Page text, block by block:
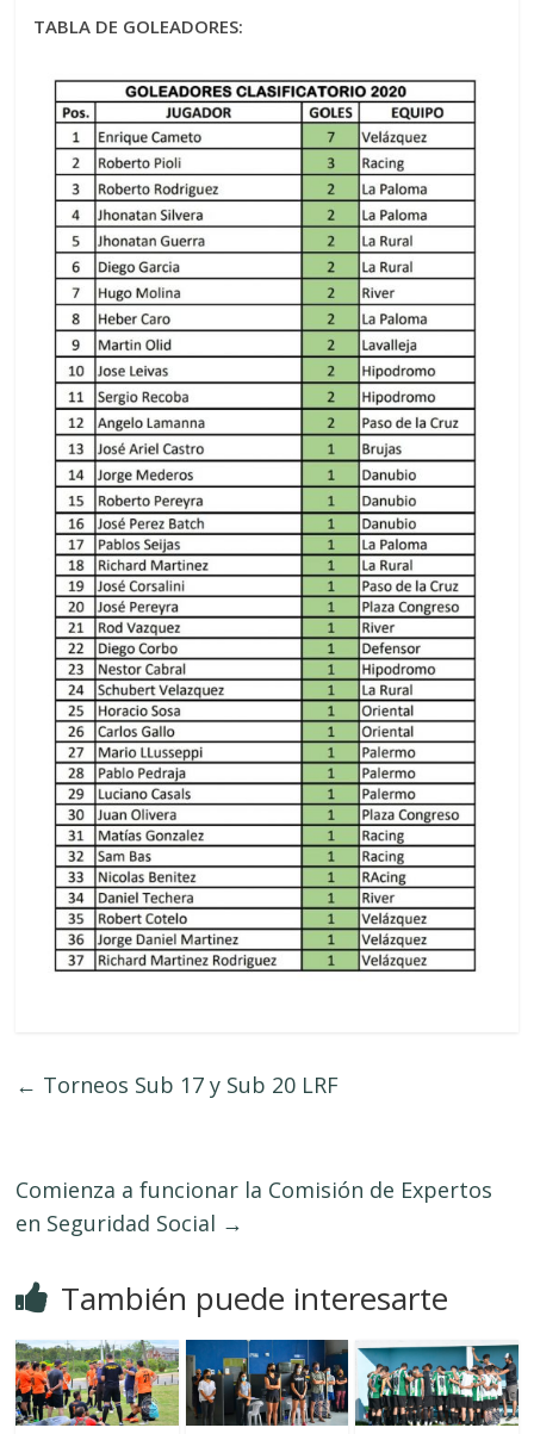
TABLA DE GOLEADORES:
← Torneos Sub 17 y Sub 20 LRF
Comienza a funcionar la Comisión de Expertos
en Seguridad Social →
También puede interesarte